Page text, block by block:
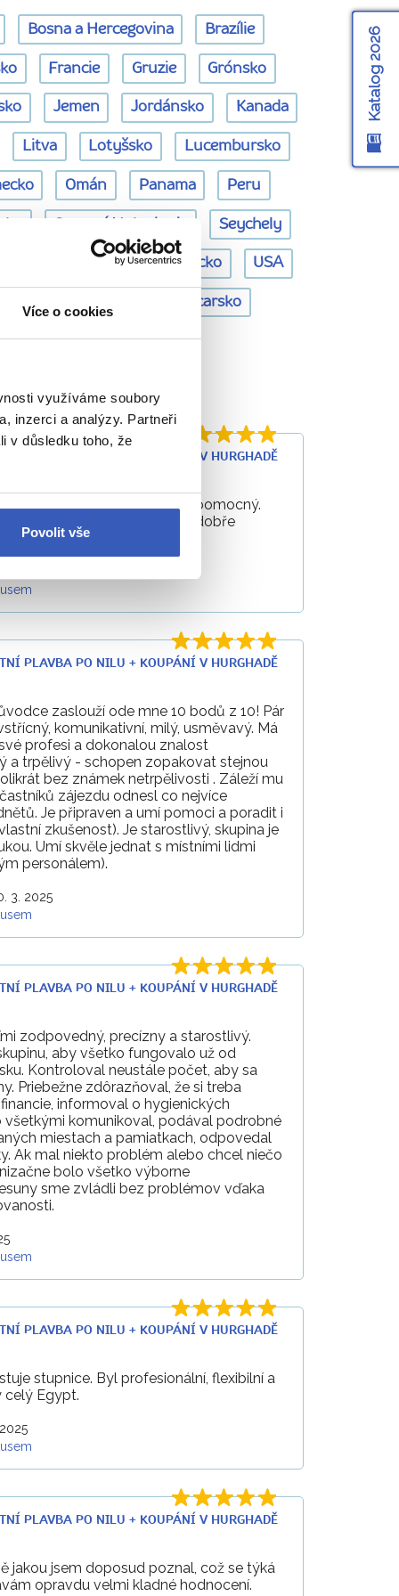
Více o cookies
využíváme soubory
inzerci a analýzy. Partneři
v důsledku toho, že
Povolit vše
Bosna a Hercegovina Brazílie
Francie Gruzie Grónsko
Jemen Jordánsko Kanada
Litva Lotyšsko Lucembursko
Omán Panama Peru
Seychely
Tunisko Turecko USA
Švýcarsko
PLAVBA PO NILU + KOUPÁNÍ V HURGHADĚ
starostlivý, ve všem nápomocný.
informací. Zájezd byl dobře
někdy i předčil.
PLAVBA PO NILU + KOUPÁNÍ V HURGHADĚ
zaslouží ode mne 10 bodů z 10! Pár
komunikativní, milý, usměvavý. Má
profesi a dokonalou znalost
a trpělivý - schopen zopakovat stejnou
bez známek netrpělivosti . Záleží mu
zájezdu odnesl co nejvíce
Je připraven a umí pomoci a poradit i
zkušenost). Je starostlivý, skupina je
Umí skvěle jednat s místními lidmi
personálem).
3. 2025
PLAVBA PO NILU + KOUPÁNÍ V HURGHADĚ
zodpovedný, precízny a starostlivý.
aby všetko fungovalo už od
Kontroloval neustále počet, aby sa
Priebežne zdôrazňoval, že si treba
informoval o hygienických
všetkými komunikoval, podával podrobné
miestach a pamiatkach, odpovedal
Ak mal niekto problém alebo chcel niečo
bolo všetko výborne
sme zvládli bez problémov vďaka
PLAVBA PO NILU + KOUPÁNÍ V HURGHADĚ
stupnice. Byl profesionální, flexibilní a
celý Egypt.
PLAVBA PO NILU + KOUPÁNÍ V HURGHADĚ
jakou jsem doposud poznal, což se týká
opravdu velmi kladné hodnocení.
Katalog 2026